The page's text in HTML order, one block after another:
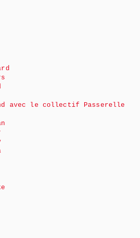
avec le collectif Passerelle